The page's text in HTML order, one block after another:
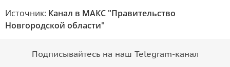
Источник: Канал в МАКС "Правительство
Новгородской области"
Подписывайтесь на наш Telegram-канал